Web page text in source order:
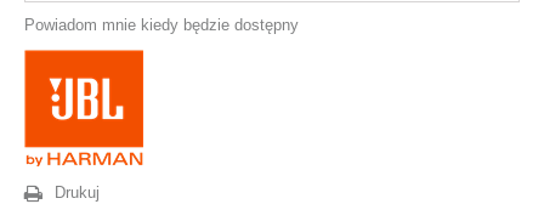
Powiadom mnie kiedy będzie dostępny
Drukuj